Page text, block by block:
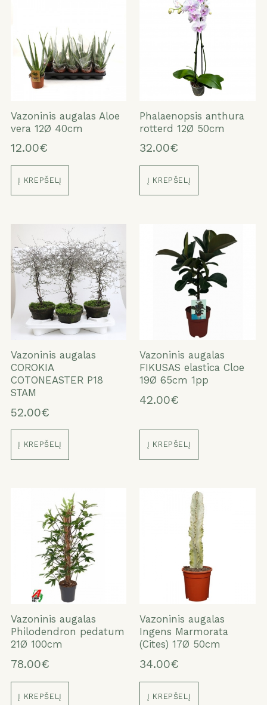
Vazoninis augalas Aloe
vera 12Ø 40cm
12.00€
Į KREPŠELĮ
Phalaenopsis anthura
rotterd 12Ø 50cm
32.00€
Į KREPŠELĮ
Vazoninis augalas
COROKIA
COTONEASTER P18
STAM
52.00€
Į KREPŠELĮ
Vazoninis augalas
FIKUSAS elastica Cloe
19Ø 65cm 1pp
42.00€
Į KREPŠELĮ
Vazoninis augalas
Philodendron pedatum
21Ø 100cm
78.00€
Į KREPŠELĮ
Vazoninis augalas
Ingens Marmorata
(Cites) 17Ø 50cm
34.00€
Į KREPŠELĮ